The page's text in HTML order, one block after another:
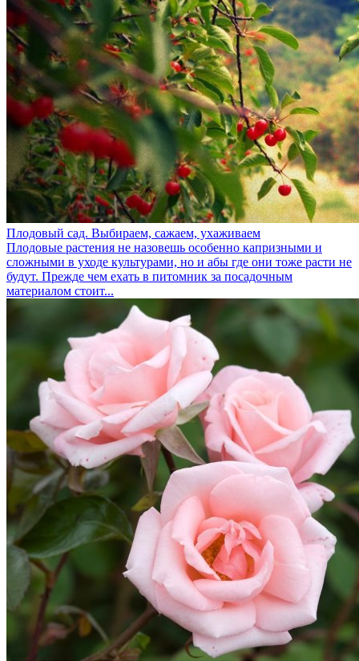
Плодовый сад. Выбираем, сажаем, ухаживаем
Плодовые растения не назовешь особенно капризными и
сложными в уходе культурами, но и абы где они тоже расти не
будут. Прежде чем ехать в питомник за посадочным
материалом стоит...